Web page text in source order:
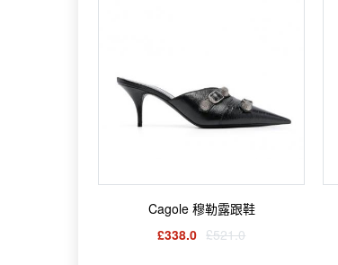
Cagole 穆勒露跟鞋
£338.0 £521.0